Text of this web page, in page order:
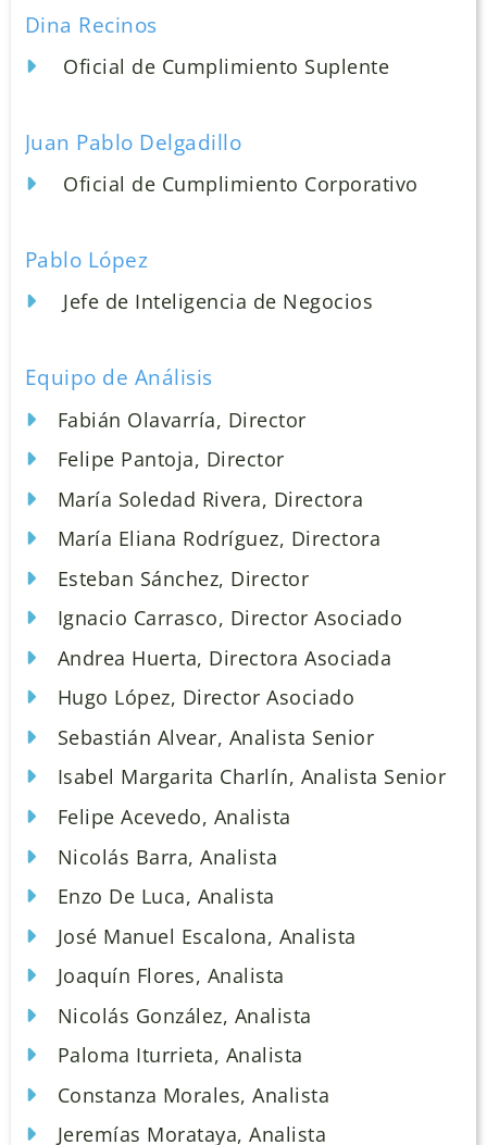
Dina Recinos
Oficial de Cumplimiento Suplente
Juan Pablo Delgadillo
Oficial de Cumplimiento Corporativo
Pablo López
Jefe de Inteligencia de Negocios
Equipo de Análisis
Fabián Olavarría, Director
Felipe Pantoja, Director
María Soledad Rivera, Directora
María Eliana Rodríguez, Directora
Esteban Sánchez, Director
Ignacio Carrasco, Director Asociado
Andrea Huerta, Directora Asociada
Hugo López, Director Asociado
Sebastián Alvear, Analista Senior
Isabel Margarita Charlín, Analista Senior
Felipe Acevedo, Analista
Nicolás Barra, Analista
Enzo De Luca, Analista
José Manuel Escalona, Analista
Joaquín Flores, Analista
Nicolás González, Analista
Paloma Iturrieta, Analista
Constanza Morales, Analista
Jeremías Morataya, Analista